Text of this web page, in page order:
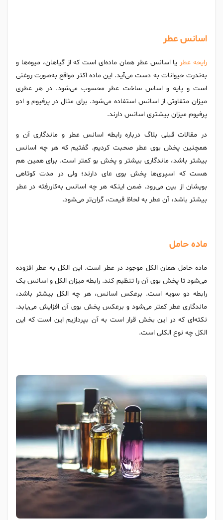
اسانس عطر
رایحه عطر یا اسانس عطر همان ماده‌ای است که از گیاهان، میوه‌ها و
به‌ندرت حیوانات به دست می‌آید. این ماده اکثر مواقع به‌صورت روغنی
است و پایه و اساس ساخت عطر محسوب می‌شود. در هر عطری
میزان متفاوتی از اسانس استفاده می‌شود. برای مثال در پرفیوم و ادو
پرفیوم میزان بیشتری اسانس دارند.
در مقالات قبلی بلاگ درباره رابطه اسانس عطر و ماندگاری آن و
همچنین پخش بوی عطر صحبت کردیم. گفتیم که هر چه اسانس
بیشتر باشد، ماندگاری بیشتر و پخش بو کمتر است. برای همین هم
هست که اسپری‌ها پخش بوی عای دارند؛ ولی در مدت کوتاهی
بویشان از بین می‌رود. ضمن اینکه هر چه اسانس به‌کاررفته در عطر
بیشتر باشد، آن عطر به لحاظ قیمت، گران‌تر می‌شود.
ماده حامل
ماده حامل همان الکل موجود در عطر است. این الکل به عطر افزوده
می‌شود تا پخش بوی آن را تنظیم کند. رابطه میزان الکل و اسانس یک
رابطه دو سویه است. برعکس اسانس، هر چه الکل بیشتر باشد،
ماندگاری عطر کمتر می‌شود و برعکس پخش بوی آن افزایش می‌یابد.
نکته‌ای که در این بخش قرار است به آن بپردازیم این است که این
الکل چه نوع الکلی است.